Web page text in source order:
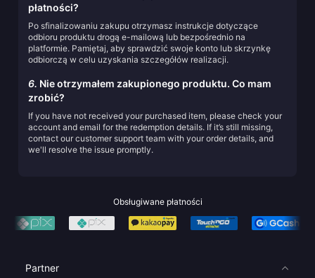
płatności?
Po sfinalizowaniu zakupu otrzymasz instrukcje dotyczące
odbioru produktu drogą e-mailową lub bezpośrednio na
platformie. Pamiętaj, aby sprawdzić swoje konto lub skrzynkę
odbiorczą w celu uzyskania szczegółów realizacji.
6. Nie otrzymałem zakupionego produktu. Co mam
zrobić?
If you have not received your purchased item, please check your
account and email for the redemption details. If it’s still missing,
contact our customer support team with your order details, and
we'll resolve the issue promptly.
Obsługiwane płatności
Partner